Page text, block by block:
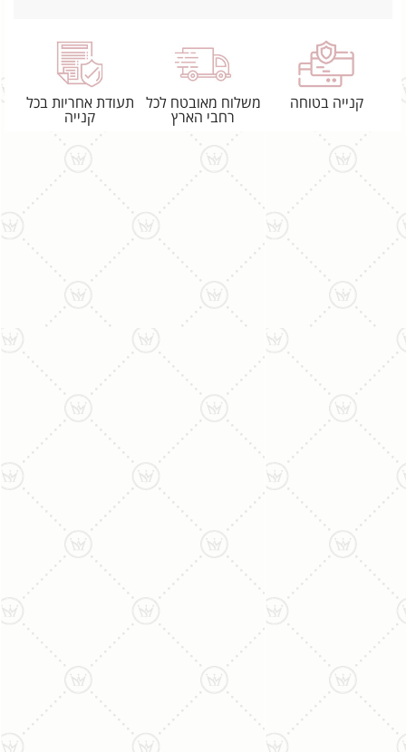
קנייה בטוחה
משלוח מאובטח לכל
רחבי הארץ
תעודת אחריות בכל
קנייה